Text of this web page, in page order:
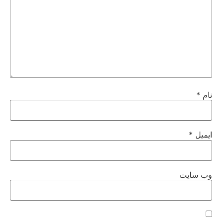
نام *
ایمیل *
وب‌ سایت